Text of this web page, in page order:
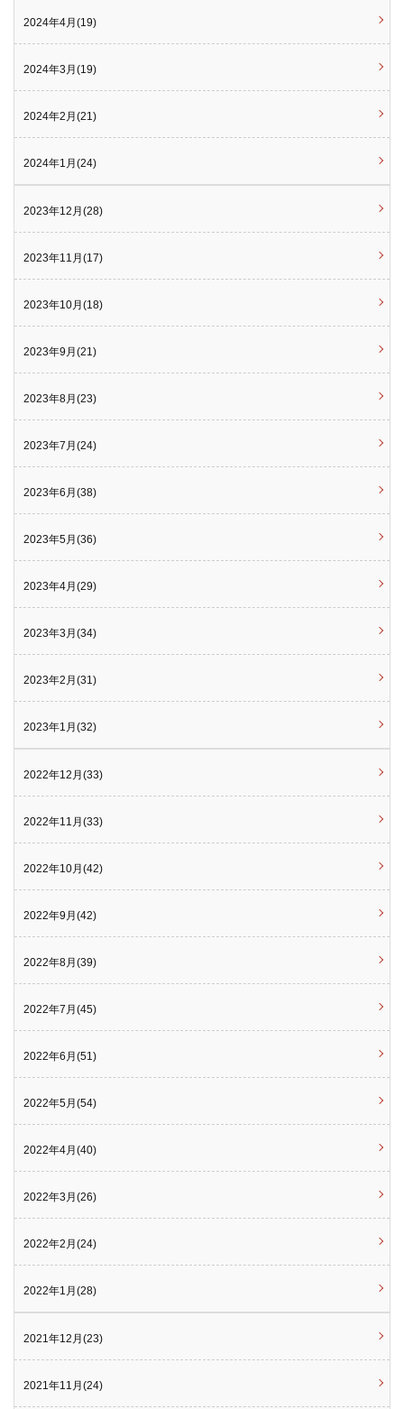
2024年4月(19)
2024年3月(19)
2024年2月(21)
2024年1月(24)
2023年12月(28)
2023年11月(17)
2023年10月(18)
2023年9月(21)
2023年8月(23)
2023年7月(24)
2023年6月(38)
2023年5月(36)
2023年4月(29)
2023年3月(34)
2023年2月(31)
2023年1月(32)
2022年12月(33)
2022年11月(33)
2022年10月(42)
2022年9月(42)
2022年8月(39)
2022年7月(45)
2022年6月(51)
2022年5月(54)
2022年4月(40)
2022年3月(26)
2022年2月(24)
2022年1月(28)
2021年12月(23)
2021年11月(24)